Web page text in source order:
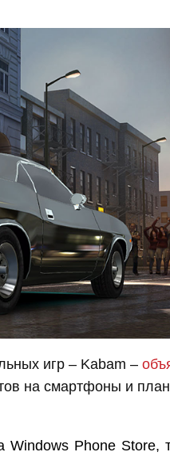
игр – Kabam –
на смартфоны и
Windows Phone Store,